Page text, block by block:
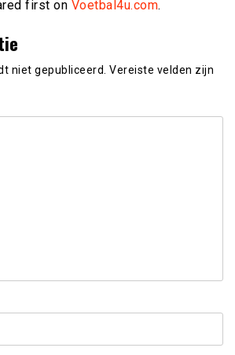
first on Voetbal4u.com.
niet gepubliceerd. Vereiste velden zijn